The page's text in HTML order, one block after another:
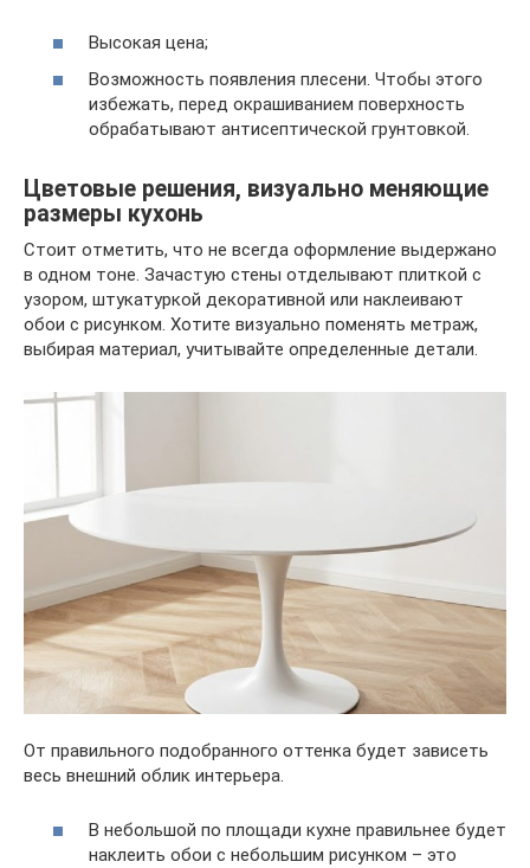
Высокая цена;
Возможность появления плесени. Чтобы этого
избежать, перед окрашиванием поверхность
обрабатывают антисептической грунтовкой.
Цветовые решения, визуально меняющие
размеры кухонь
Стоит отметить, что не всегда оформление выдержано
в одном тоне. Зачастую стены отделывают плиткой с
узором, штукатуркой декоративной или наклеивают
обои с рисунком. Хотите визуально поменять метраж,
выбирая материал, учитывайте определенные детали.
От правильного подобранного оттенка будет зависеть
весь внешний облик интерьера.
В небольшой по площади кухне правильнее будет
наклеить обои с небольшим рисунком – это